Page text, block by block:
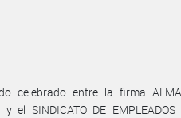
celebrado entre la firma
el SINDICATO DE EMPLEADOS